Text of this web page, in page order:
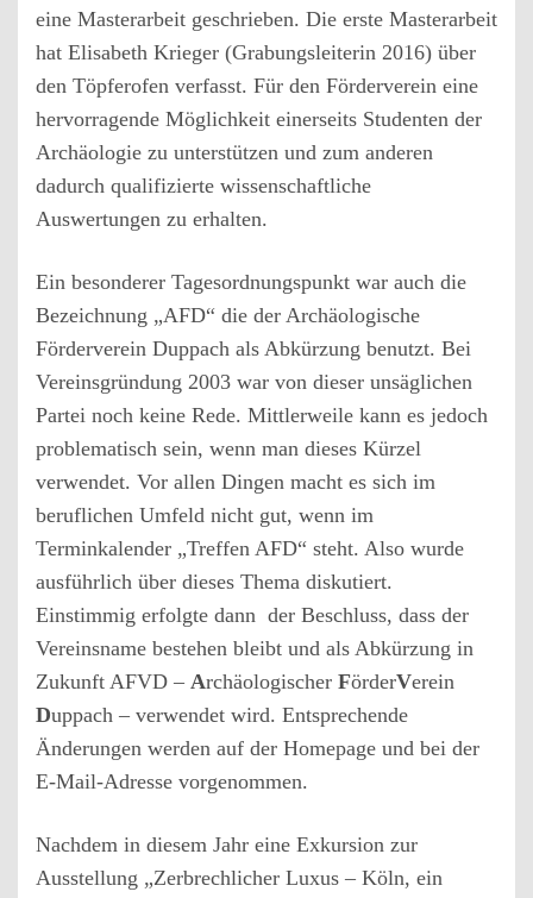
eine Masterarbeit geschrieben. Die erste Masterarbeit
hat Elisabeth Krieger (Grabungsleiterin 2016) über
den Töpferofen verfasst. Für den Förderverein eine
hervorragende Möglichkeit einerseits Studenten der
Archäologie zu unterstützen und zum anderen
dadurch qualifizierte wissenschaftliche
Auswertungen zu erhalten.
Ein besonderer Tagesordnungspunkt war auch die
Bezeichnung „AFD“ die der Archäologische
Förderverein Duppach als Abkürzung benutzt. Bei
Vereinsgründung 2003 war von dieser unsäglichen
Partei noch keine Rede. Mittlerweile kann es jedoch
problematisch sein, wenn man dieses Kürzel
verwendet. Vor allen Dingen macht es sich im
beruflichen Umfeld nicht gut, wenn im
Terminkalender „Treffen AFD“ steht. Also wurde
ausführlich über dieses Thema diskutiert.
Einstimmig erfolgte dann der Beschluss, dass der
Vereinsname bestehen bleibt und als Abkürzung in
Zukunft AFVD – Archäologischer FörderVerein
Duppach – verwendet wird. Entsprechende
Änderungen werden auf der Homepage und bei der
E-Mail-Adresse vorgenommen.
Nachdem in diesem Jahr eine Exkursion zur
Ausstellung „Zerbrechlicher Luxus – Köln, ein